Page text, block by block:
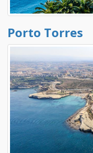
Porto Torres